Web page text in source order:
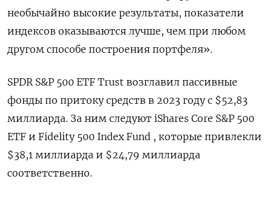
необычайно высокие результаты, показатели
индексов оказываются лучше, чем при любом
другом способе построения портфеля».
SPDR S&P 500 ETF Trust возглавил пассивные
фонды по притоку средств в 2023 году с $52,83
миллиарда. За ним следуют iShares Core S&P 500
ETF и Fidelity 500 Index Fund , которые привлекли
$38,1 миллиарда и $24,79 миллиарда
соответственно.